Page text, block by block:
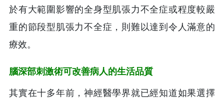
於有大範圍影響的全身型肌張力不全症或程度較嚴
重的節段型肌張力不全症，則難以達到令人滿意的
療效。
腦深部刺激術可改善病人的生活品質
其實在十多年前，神經醫學界就已經知道如果選擇